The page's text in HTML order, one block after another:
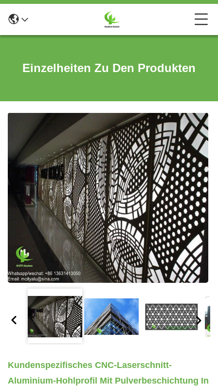
Einzelheiten Zu Den Produkten
Kundenspezifisches CNC-Laserschnitt-
Aluminium-Hohlprofil Mit Pulverbeschichtung In